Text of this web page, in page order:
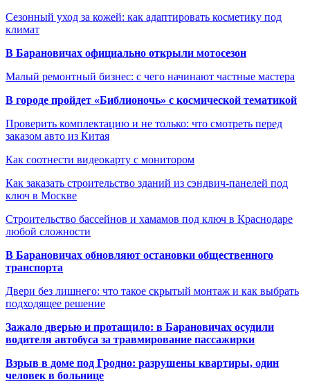
Сезонный уход за кожей: как адаптировать косметику под
климат
В Барановичах официально открыли мотосезон
Малый ремонтный бизнес: с чего начинают частные мастера
В городе пройдет «Библионочь» с космической тематикой
Проверить комплектацию и не только: что смотреть перед
заказом авто из Китая
Как соотнести видеокарту с монитором
Как заказать строительство зданий из сэндвич-панелей под
ключ в Москве
Строительство бассейнов и хамамов под ключ в Краснодаре
любой сложности
В Барановичах обновляют остановки общественного
транспорта
Двери без лишнего: что такое скрытый монтаж и как выбрать
подходящее решение
Зажало дверью и протащило: в Барановичах осудили
водителя автобуса за травмирование пассажирки
Взрыв в доме под Гродно: разрушены квартиры, один
человек в больнице